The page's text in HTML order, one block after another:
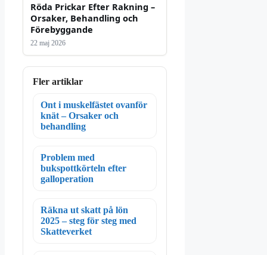
Röda Prickar Efter Rakning –
Orsaker, Behandling och
Förebyggande
22 maj 2026
Fler artiklar
Ont i muskelfästet ovanför
knät – Orsaker och
behandling
Problem med
bukspottkörteln efter
galloperation
Räkna ut skatt på lön
2025 – steg för steg med
Skatteverket